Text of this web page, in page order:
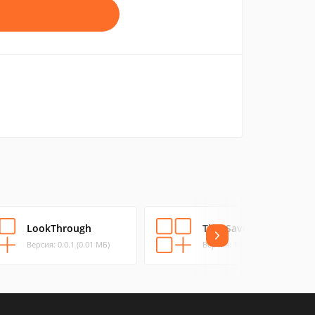
LookThrough
Версия: 0.0.1 (0.01 МБ)
TimeSaver
Версия: 1.0 (0.03 МБ)